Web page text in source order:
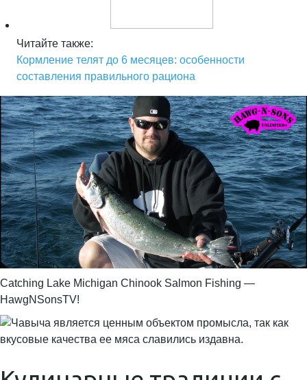
Читайте также:
Кормление телят до 6 месяцев: особенности
составления правильного рациона
Catching Lake Michigan Chinook Salmon Fishing —
HawgNSonsTV!